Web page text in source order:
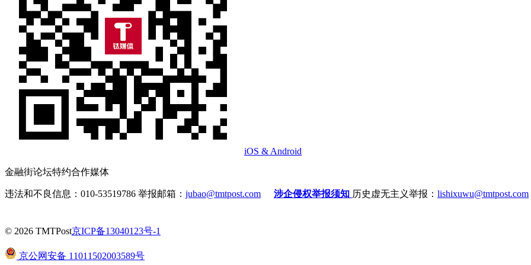
iOS & Android
金融街论坛特约合作媒体
违法和不良信息：010-53519786 举报邮箱： jubao@tmtpost.com 涉企侵权举报须知 历史虚无主义举报： lishixuwu@tmtpost.com
© 2026 TMTPost京ICP备13040123号-1
京公网安备 11011502003589号